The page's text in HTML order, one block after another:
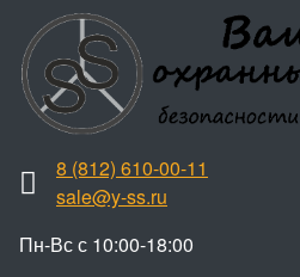
8 (812) 610-00-11
sale@y-ss.ru
Пн-Вс с 10:00-18:00